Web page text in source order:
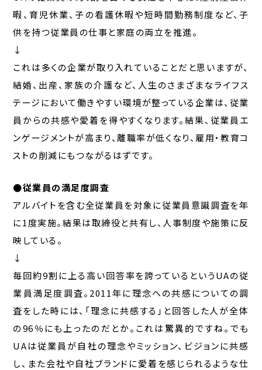
暇、育児休業、子の看護休暇や短時間勤務制度など、子
供を持つ従業員の仕事と家庭の両立を推進。
↓
これは多くの企業が取り入れていることだと思いますが、
結婚、出産、家族の介護など、人生のさまざまなライフス
テージにおいて働きやすい環境が整っている企業は、従業
員からの共感や愛着を得やすくなります。結果、従業員エ
ンゲージメントが高まり、離職率が低くなり、雇用・教育コ
ストの削減にもつながるはずです。
●従業員の満足度調査
アルバイトを含む全従業員を対象に従業員意識調査を年
に1度実施。結果は取締役と共有し、人事制度や施策に反
映している。
↓
毎回約9割に上る高い回答率を誇っているというUAの従
業員満足度調査。2011年に理念への共感についての調
査をした時には、「理念に共感する」と回答した人が全体
の96％にも上ったのだとか。これは驚異的ですね。でも
UAは従業員が自社の理念やミッション、ビジョンに共感
し、また会社や自社ブランドに愛着を感じられるような仕